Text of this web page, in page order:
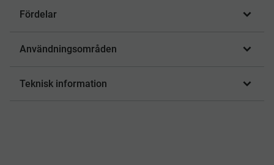
Fördelar
Användningsområden
Teknisk information